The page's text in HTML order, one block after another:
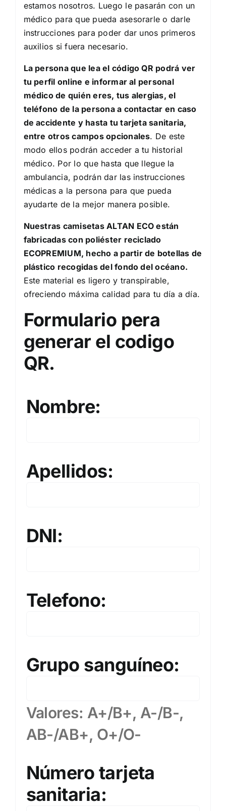
estamos nosotros. Luego le pasarán con un
médico para que pueda asesorarle o darle
instrucciones para poder dar unos primeros
auxilios si fuera necesario.
La persona que lea el código QR podrá ver
tu perfil online e informar al personal
médico de quién eres, tus alergias, el
teléfono de la persona a contactar en caso
de accidente y hasta tu tarjeta sanitaria,
entre otros campos opcionales. De este
modo ellos podrán acceder a tu historial
médico. Por lo que hasta que llegue la
ambulancia, podrán dar las instrucciones
médicas a la persona para que pueda
ayudarte de la mejor manera posible.
Nuestras camisetas ALTAN ECO están
fabricadas con poliéster reciclado
ECOPREMIUM, hecho a partir de botellas de
plástico recogidas del fondo del océano.
Este material es ligero y transpirable,
ofreciendo máxima calidad para tu día a día.
Formulario pera
generar el codigo
QR.
Nombre:
Apellidos:
DNI:
Telefono:
Grupo sanguíneo:
Valores: A+/B+, A-/B-,
AB-/AB+, O+/O-
Número tarjeta
sanitaria: